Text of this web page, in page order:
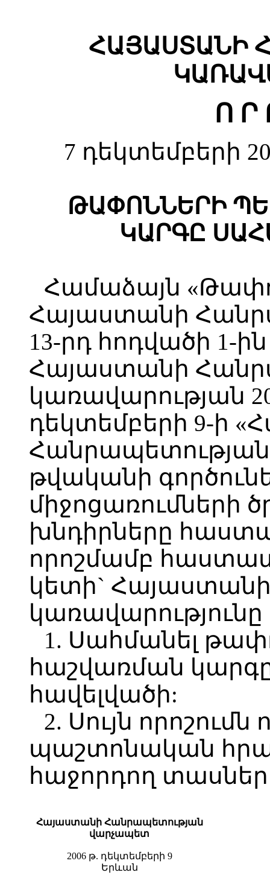
ՀԱՅԱՍՏԱՆԻ
Ո Ր
7 դեկտեմբերի
ԹԱՓՈՆՆԵՐԻ
ԿԱՐԳԸ
Համաձայն
Հայաստանի
13-րդ հոդվածի 1-
Հայաստանի
կառավարության
դեկտեմբերի 9-ի
Հանրապետության
թվականի
միջոցառումների
խնդիրները
որոշմամբ
կետի`
կառավարությունը
1. Սահմանել
հաշվառման
հավելվածի:
2. Սույն որոշումն
պաշտոնական
հաջորդող
Հայաստանի Հանրապետության
վարչապետ
2006 թ. դեկտեմբերի 9
Երևան